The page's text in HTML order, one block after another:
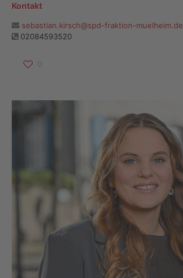
Kontakt
sebastian.kirsch@spd-fraktion-muelheim.de
02084593520
0